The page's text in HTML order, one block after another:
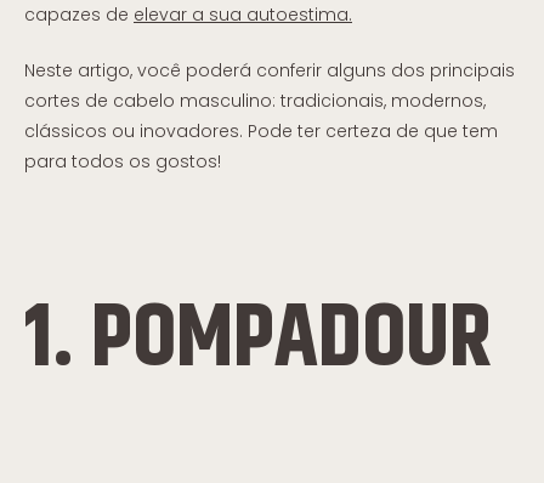
capazes de elevar a sua autoestima.
Neste artigo, você poderá conferir alguns dos principais
cortes de cabelo masculino: tradicionais, modernos,
clássicos ou inovadores. Pode ter certeza de que tem
para todos os gostos!
1. POMPADOUR